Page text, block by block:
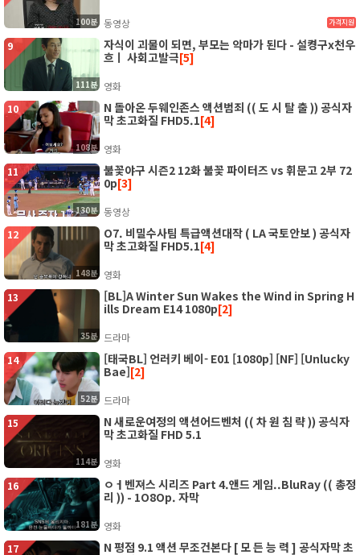
100분 동영상 가격지원
111분
9
자식이 괴물이 되면, 부모는 악마가 된다 - 설켱구x천우
흐ㅣ 사회고발극[5]
영화
108분
10
N 돌아온 두웨인존스 액션범죄 (( 도 시 탈 출 )) 공식자
막 초고화질 FHD5.1[4]
영화
130분
11
불꽃야구 시즌2 12화 불꽃 파이터즈 vs 휘문고 2부 72
0p[3]
동영상
148분
12
O7. 비밀수사팀 특급액션대작 ( LA 국토안보 ) 공식자
막 초고화질 FHD5.1[4]
영화
35분
13
[BL]A Winter Sun Wakes the Wind in Spring H
ills Dream E14 1080p[2]
드라마
52분
14
[태국BL] 언러키 베이- E01 [1080p] [NF] [Unlucky
Bae][2]
드라마
114분
15
N 새로운여정의 액션어드벤처 (( 차 원 침 략 )) 공식자
막 초고화질 FHD 5.1
영화
181분
16
ㅇㅓ벤져스 시리즈 Part 4.앤드 게임..BluRay (( 총정
리 )) - 1O8Op. 자막
영화
17
N 평점 9.1 액션 무조건본다 [ 모 든 능 력 ] 공식자막 초